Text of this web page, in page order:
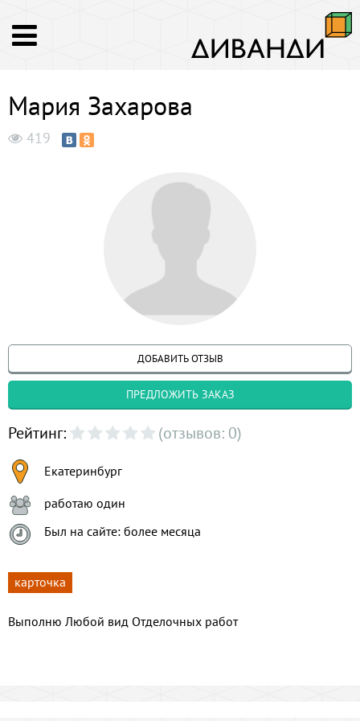
Мария Захарова
419
ДОБАВИТЬ ОТЗЫВ
ПРЕДЛОЖИТЬ ЗАКАЗ
Рейтинг: (отзывов: 0)
Екатеринбург
работаю один
Был на сайте: более месяца
карточка
Выполню Любой вид Отделочных работ